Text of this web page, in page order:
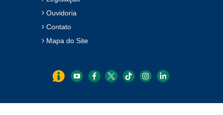
Ouvidoria
Contato
Mapa do Site